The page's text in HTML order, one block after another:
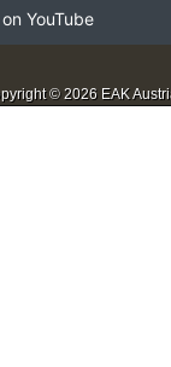
YouTube
© 2026 EAK